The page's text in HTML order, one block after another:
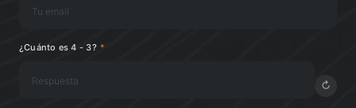
¿Cuánto es 4 - 3? *
↻